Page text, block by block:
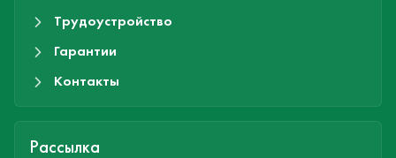
Трудоустройство
Гарантии
Контакты
Рассылка